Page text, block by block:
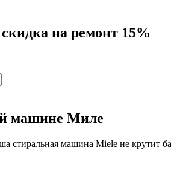
скидка на ремонт 15%
машине Миле
стиральная машина Miele не крутит